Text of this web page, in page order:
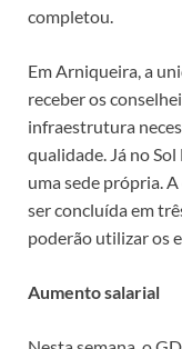
completou.
Em Arniqueira, a
receber os
infraestrutura
qualidade. Já no
uma sede própria.
ser concluída em
poderão utilizar os
Aumento salarial